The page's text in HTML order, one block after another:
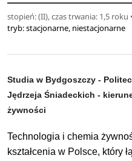
stopień: (II), czas trwania: 1,5 roku
tryb: stacjonarne, niestacjonarne
Studia w Bydgoszczy -
Jędrzeja Śniadeckich -
żywności
Technologia i chemia
kształcenia w Polsce, który